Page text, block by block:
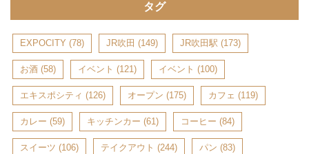
タグ
EXPOCITY (78) JR吹田 (149) JR吹田駅 (173)
お酒 (58) イベント (121) イベント (100)
エキスポシティ (126) オープン (175) カフェ (119)
カレー (59) キッチンカー (61) コーヒー (84)
スイーツ (106) テイクアウト (244) パン (83)